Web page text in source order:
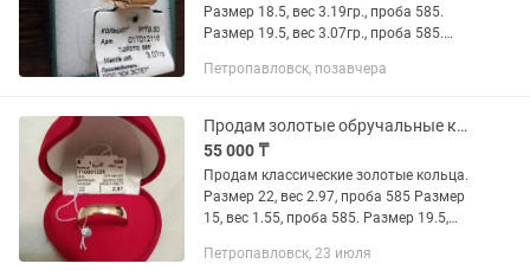
Размер 18.5, вес 3.19гр., проба 585.
Размер 19.5, вес 3.07гр., проба 585.
также мои другие объявления!!!
Петропавловск, позавчера
Продам золотые обручальные кольца
55 000 ₸
Продам классические золотые кольца.
Размер 22, вес 2.97, проба 585 Размер
15, вес 1.55, проба 585. Размер 19.5,
грамм. Смотрите также мои другие
Петропавловск, 23 июля